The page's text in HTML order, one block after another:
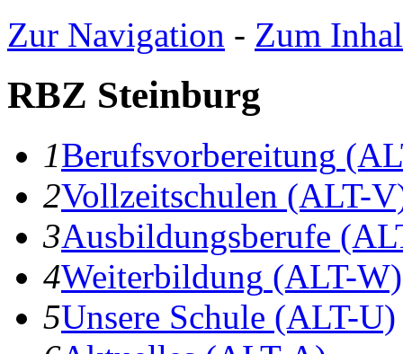
Zur Navigation - Zum
RBZ Steinburg
1Berufsvorbereitung
2Vollzeitschulen (ALT-
3Ausbildungsberufe
4Weiterbildung (ALT-W)
5Unsere Schule (ALT-U)